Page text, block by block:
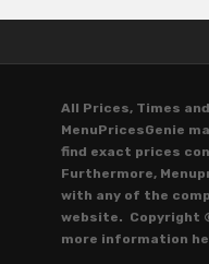
All Prices, Times
MenuPricesGenie
find exact prices
Furthermore,
with any of the
website. Copyright
more information